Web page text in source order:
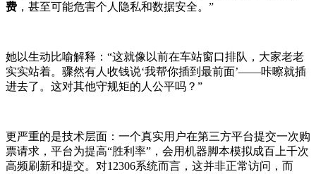
费 ，甚至可能危害个人隐私和数据安全。”
她以生动比喻解释：“这就像以前在车站窗口排队，大家老老
实实站着。骤然有人收钱说‘我帮你插到最前面’——咔嚓就插
进去了。这对其他守规矩的人公平吗？”
更严重的是技术层面：一个真实用户在第三方平台提交一次购
票请求，平台为提高“胜利率”，会用机器脚本模拟成百上千次
高频刷新和提交。对12306系统而言，这并非正常访问，而